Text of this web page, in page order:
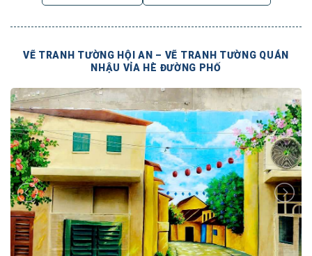
VẼ TRANH TƯỜNG HỘI AN – VẼ TRANH TƯỜNG QUÁN
NHẬU VỈA HÈ ĐƯỜNG PHỐ